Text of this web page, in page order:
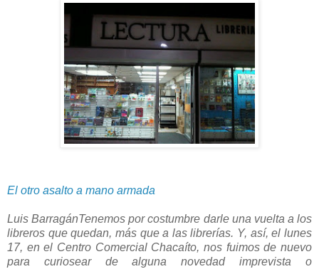
El otro asalto a mano armada
Luis BarragánTenemos por costumbre darle una vuelta a los
libreros que quedan, más que a las librerías. Y, así, el lunes
17, en el Centro Comercial Chacaíto, nos fuimos de nuevo
para curiosear de alguna novedad imprevista o